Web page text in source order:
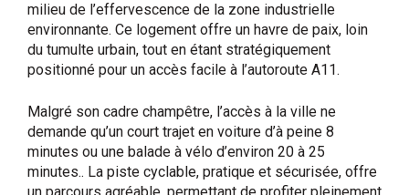
milieu de l’effervescence de la zone industrielle
environnante. Ce logement offre un havre de paix, loin
du tumulte urbain, tout en étant stratégiquement
positionné pour un accès facile à l’autoroute A11.
Malgré son cadre champêtre, l’accès à la ville ne
demande qu’un court trajet en voiture d’à peine 8
minutes ou une balade à vélo d’environ 20 à 25
minutes.. La piste cyclable, pratique et sécurisée, offre